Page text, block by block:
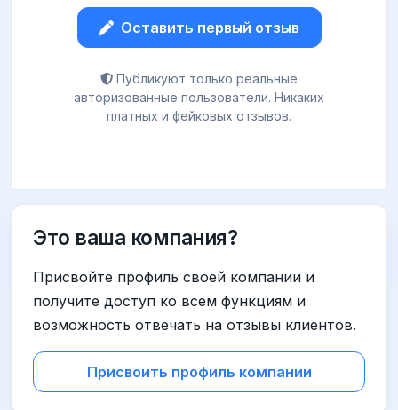
Оставить первый отзыв
Публикуют только реальные
авторизованные пользователи. Никаких
платных и фейковых отзывов.
Это ваша компания?
Присвойте профиль своей компании и
получите доступ ко всем функциям и
возможность отвечать на отзывы клиентов.
Присвоить профиль компании